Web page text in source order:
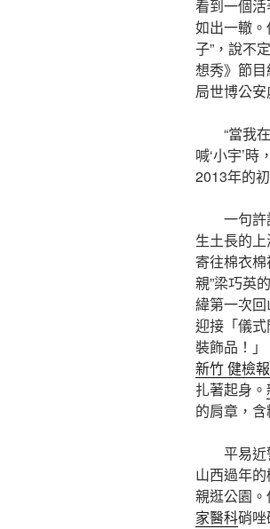
看到一個
如出一轍
子”，說不
想秀》節
局世博公
“當我
喊‘小宇’
2013年的
一句
生土長的
寄往棉衣
親”梁巧英
緯第一次
迎接「儀
裝飾品！
新竹 健檢
扎著起身。
的肩章，含
平易
山西過年
親逛公園。
家醫科硝